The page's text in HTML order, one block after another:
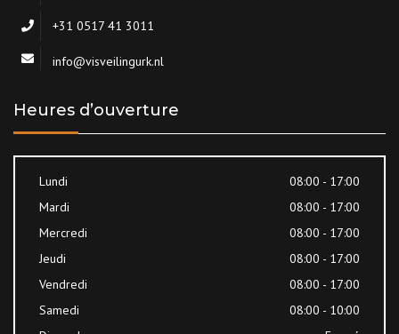
+31 0517 41 3011
info@visveilingurk.nl
Heures d’ouverture
Lundi
08:00 - 17:00
Mardi
08:00 - 17:00
Mercredi
08:00 - 17:00
Jeudi
08:00 - 17:00
Vendredi
08:00 - 17:00
Samedi
08:00 - 10:00